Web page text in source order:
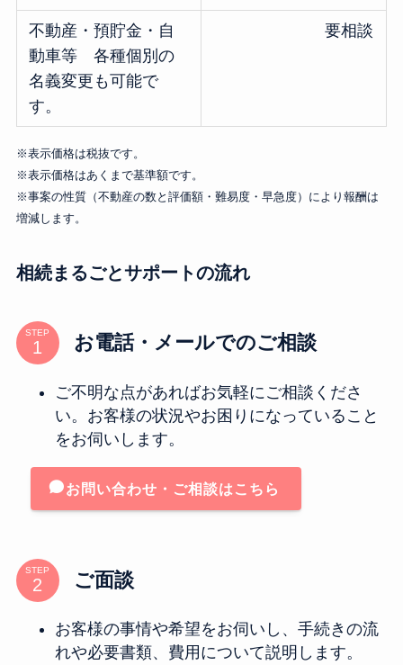
不動産・預貯金・自
動車等 各種個別の
名義変更も可能で
す。
要相談
※表示価格は税抜です。
※表示価格はあくまで基準額です。
※事案の性質（不動産の数と評価額・難易度・早急度）により報酬は
増減します。
相続まるごとサポートの流れ
STEP お電話・メールでのご相談
ご不明な点があればお気軽にご相談くださ
い。 お客様の状況やお困りになっていること
をお伺いします。
お問い合わせ・ご相談はこちら
STEP ご面談
お客様の事情や希望をお伺いし、手続きの流
れや必要書類、費用について説明します。